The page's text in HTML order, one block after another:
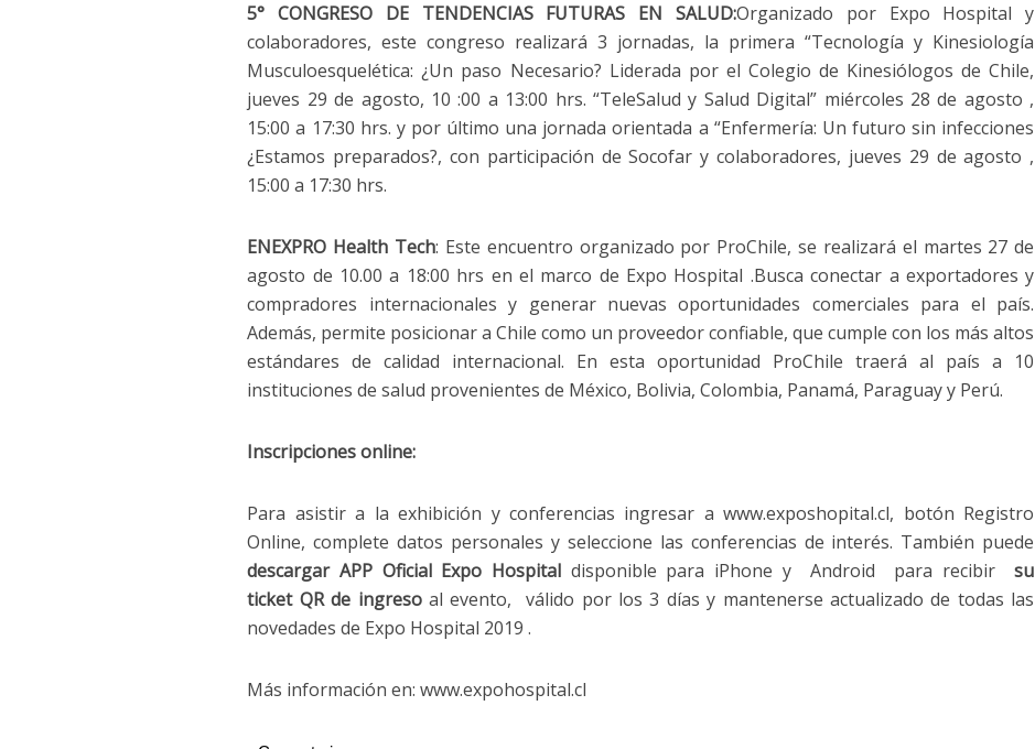
5° CONGRESO DE TENDENCIAS FUTURAS EN SALUD:Organizado por Expo Hospital y
colaboradores, este congreso realizará 3 jornadas, la primera “Tecnología y Kinesiología
Musculoesquelética: ¿Un paso Necesario? Liderada por el Colegio de Kinesiólogos de Chile,
jueves 29 de agosto, 10 :00 a 13:00 hrs. “TeleSalud y Salud Digital” miércoles 28 de agosto ,
15:00 a 17:30 hrs. y por último una jornada orientada a “Enfermería: Un futuro sin infecciones
¿Estamos preparados?, con participación de Socofar y colaboradores, jueves 29 de agosto ,
15:00 a 17:30 hrs.
ENEXPRO Health Tech: Este encuentro organizado por ProChile, se realizará el martes 27 de
agosto de 10.00 a 18:00 hrs en el marco de Expo Hospital .Busca conectar a exportadores y
compradores internacionales y generar nuevas oportunidades comerciales para el país.
Además, permite posicionar a Chile como un proveedor confiable, que cumple con los más altos
estándares de calidad internacional. En esta oportunidad ProChile traerá al país a 10
instituciones de salud provenientes de México, Bolivia, Colombia, Panamá, Paraguay y Perú.
Inscripciones online:
Para asistir a la exhibición y conferencias ingresar awww.exposhopital.cl, botón Registro
Online, complete datos personales y seleccione las conferencias de interés. También puede
descargar APP Oficial Expo Hospital disponible para iPhone y Android para recibirsu
ticket QR de ingreso al evento, válido por los 3 días y mantenerse actualizado de todas las
novedades de Expo Hospital 2019 .
Más información en: www.expohospital.cl